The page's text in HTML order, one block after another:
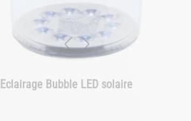
Eclairage Bubble LED solaire